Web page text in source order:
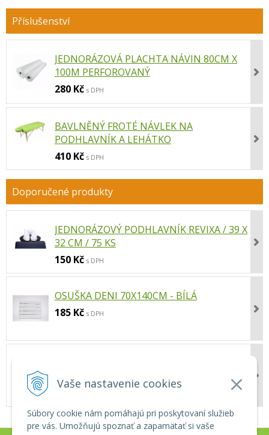
Vaše nastavenie cookies
Súbory cookie nám pomáhajú pri poskytovaní služieb
pre vás. Umožňujú spoznať a zapamätať si vaše
JEDNORÁZOVÁ PLACHTA NÁVIN 80CM X
100M PERFOROVANÝ
280 Kč s DPH
BAVLNĚNÝ FROTÉ NÁVLEK NA
PODHLAVNÍK A LEHÁTKO
410 Kč s DPH
JEDNORÁZOVÝ PODHLAVNÍK REVIXA / 39 X
32 CM / 75 KS
150 Kč s DPH
OSUŠKA DENI 70X140CM - BÍLÁ
185 Kč s DPH
40MM